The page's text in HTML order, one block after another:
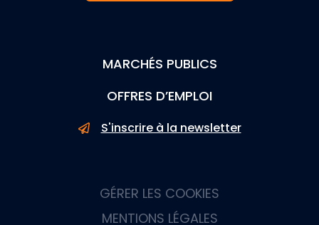
MARCHÉS PUBLICS
OFFRES D’EMPLOI
S'inscrire à la newsletter
GÉRER LES COOKIES
MENTIONS LÉGALES